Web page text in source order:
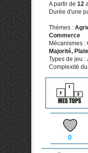
A partir de 12
Durée d'une
Thèmes :
Commerce
Mécanismes :
Majorité,
Types de jeu :
Complexité
0